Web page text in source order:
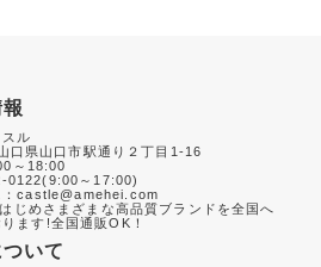
ル
県山口市駅通り２丁目1-16
～18:00
0122(9:00～17:00)
：castle@amehei.com
じめさまざまな高品質ブランドを全国へ
ます!全国通販OK！
いて